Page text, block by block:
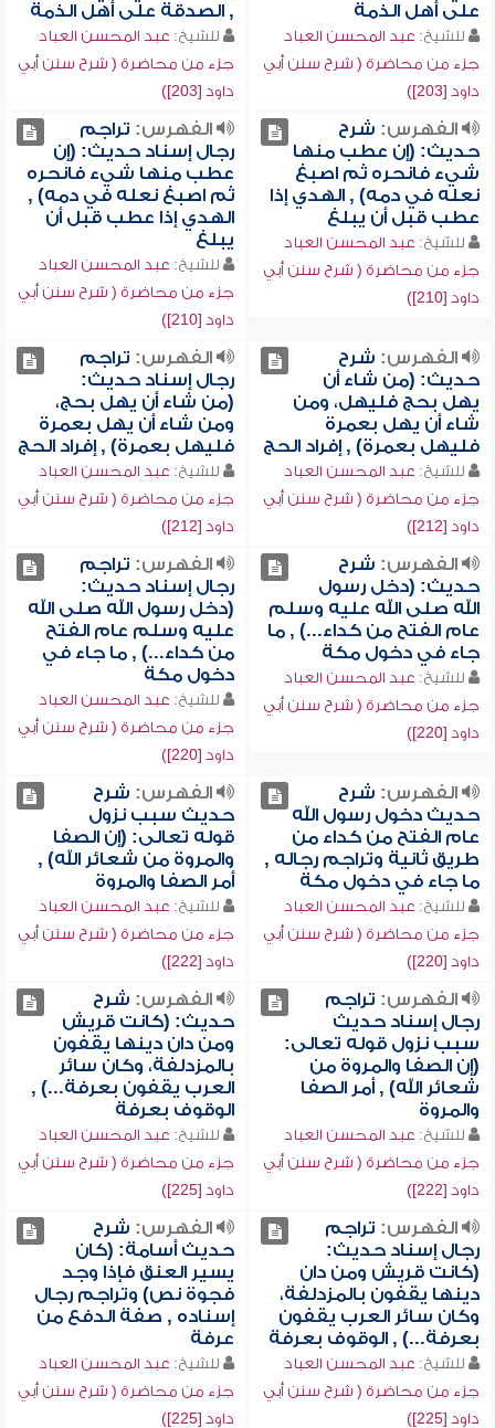
على أهل الذمة
للشيخ: عبد المحسن العباد
جزء من محاضرة ( شرح سنن أبي
داود [203])
, الصدقة على أهل الذمة
للشيخ: عبد المحسن العباد
جزء من محاضرة ( شرح سنن أبي
داود [203])
الفهرس: شرح
حديث: (إن عطب منها
شيء فانحره ثم اصبغ
نعله في دمه) , الهدي إذا
عطب قبل أن يبلغ
للشيخ: عبد المحسن العباد
جزء من محاضرة ( شرح سنن أبي
داود [210])
الفهرس: تراجم
رجال إسناد حديث: (إن
عطب منها شيء فانحره
ثم اصبغ نعله في دمه) ,
الهدي إذا عطب قبل أن
يبلغ
للشيخ: عبد المحسن العباد
جزء من محاضرة ( شرح سنن أبي
داود [210])
الفهرس: شرح
حديث: (من شاء أن
يهل بحج فليهل، ومن
شاء أن يهل بعمرة
فليهل بعمرة) , إفراد الحج
للشيخ: عبد المحسن العباد
جزء من محاضرة ( شرح سنن أبي
داود [212])
الفهرس: تراجم
رجال إسناد حديث:
(من شاء أن يهل بحج،
ومن شاء أن يهل بعمرة
فليهل بعمرة) , إفراد الحج
للشيخ: عبد المحسن العباد
جزء من محاضرة ( شرح سنن أبي
داود [212])
الفهرس: شرح
حديث: (دخل رسول
الله صلى الله عليه وسلم
عام الفتح من كداء...) , ما
جاء في دخول مكة
للشيخ: عبد المحسن العباد
جزء من محاضرة ( شرح سنن أبي
داود [220])
الفهرس: تراجم
رجال إسناد حديث:
(دخل رسول الله صلى الله
عليه وسلم عام الفتح
من كداء...) , ما جاء في
دخول مكة
للشيخ: عبد المحسن العباد
جزء من محاضرة ( شرح سنن أبي
داود [220])
الفهرس: شرح
حديث دخول رسول الله
عام الفتح من كداء من
طريق ثانية وتراجم رجاله ,
ما جاء في دخول مكة
للشيخ: عبد المحسن العباد
جزء من محاضرة ( شرح سنن أبي
داود [220])
الفهرس: شرح
حديث سبب نزول
قوله تعالى: (إن الصفا
والمروة من شعائر الله) ,
أمر الصفا والمروة
للشيخ: عبد المحسن العباد
جزء من محاضرة ( شرح سنن أبي
داود [222])
الفهرس: تراجم
رجال إسناد حديث
سبب نزول قوله تعالى:
(إن الصفا والمروة من
شعائر الله) , أمر الصفا
والمروة
للشيخ: عبد المحسن العباد
جزء من محاضرة ( شرح سنن أبي
داود [222])
الفهرس: شرح
حديث: (كانت قريش
ومن دان دينها يقفون
بالمزدلفة، وكان سائر
العرب يقفون بعرفة...) ,
الوقوف بعرفة
للشيخ: عبد المحسن العباد
جزء من محاضرة ( شرح سنن أبي
داود [225])
الفهرس: تراجم
رجال إسناد حديث:
(كانت قريش ومن دان
دينها يقفون بالمزدلفة،
وكان سائر العرب يقفون
بعرفة...) , الوقوف بعرفة
للشيخ: عبد المحسن العباد
جزء من محاضرة ( شرح سنن أبي
داود [225])
الفهرس: شرح
حديث أسامة: (كان
يسير العنق فإذا وجد
فجوة نص) وتراجم رجال
إسناده , صفة الدفع من
عرفة
للشيخ: عبد المحسن العباد
جزء من محاضرة ( شرح سنن أبي
داود [225])